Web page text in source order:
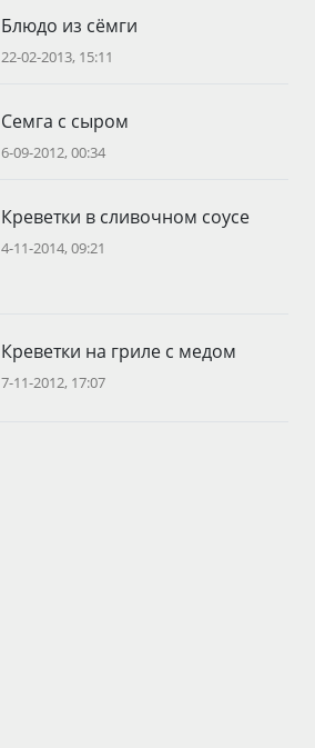
Блюдо из сёмги
22-02-2013, 15:11
Семга с сыром
6-09-2012, 00:34
Креветки в сливочном соусе
4-11-2014, 09:21
Креветки на гриле с медом
7-11-2012, 17:07